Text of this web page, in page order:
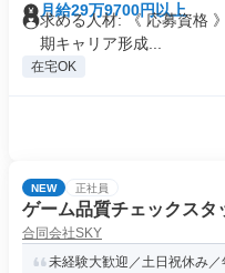
月給29万9700円以上
求める人材: 《 応募資格
期キャリア形成...
在宅OK
NEW 正社員
ゲーム品質チェックスタ
合同会社SKY
未経験大歓迎／土日祝休み